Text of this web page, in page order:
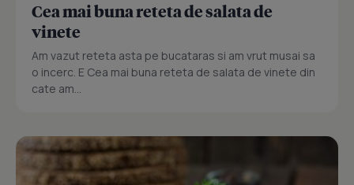
Cea mai buna reteta de salata de
vinete
Am vazut reteta asta pe bucataras si am vrut musai sa
o incerc. E Cea mai buna reteta de salata de vinete din
cate am...